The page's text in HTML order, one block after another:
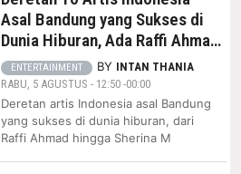
Asal Bandung yang Sukses di
Dunia Hiburan, Ada Raffi Ahmad
hingga Sherina Munaf
ENTERTAINMENT BY INTAN THANIA
RABU, 5 AGUSTUS - 12:50 -00:00
Deretan artis Indonesia asal Bandung
yang sukses di dunia hiburan, dari
Raffi Ahmad hingga Sherina M